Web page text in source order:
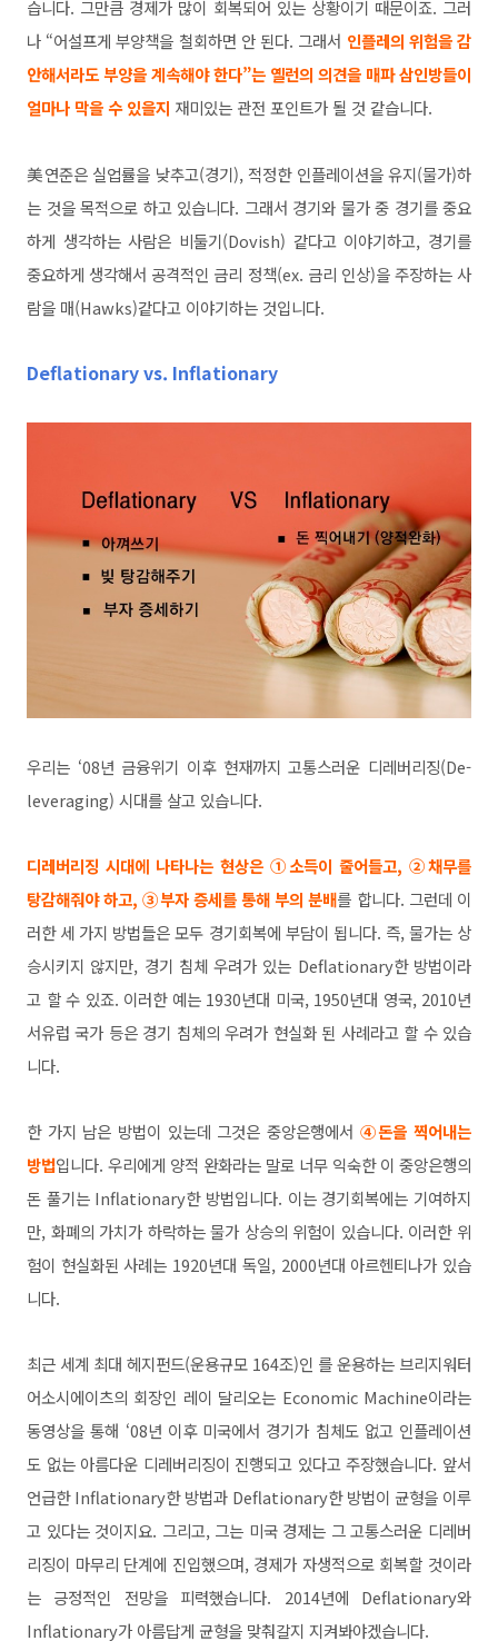
습니다. 그만큼 경제가 많이 회복되어 있는 상황이기 때문이죠. 그러
나 “어설프게 부양책을 철회하면 안 된다. 그래서 인플레의 위험을 감
안해서라도 부양을 계속해야 한다”는 옐런의 의견을 매파 삼인방들이
얼마나 막을 수 있을지 재미있는 관전 포인트가 될 것 같습니다.
美연준은 실업률을 낮추고(경기), 적정한 인플레이션을 유지(물가)하
는 것을 목적으로 하고 있습니다. 그래서 경기와 물가 중 경기를 중요
하게 생각하는 사람은 비둘기(Dovish) 같다고 이야기하고, 경기를
중요하게 생각해서 공격적인 금리 정책(ex. 금리 인상)을 주장하는 사
람을 매(Hawks)같다고 이야기하는 것입니다.
Deflationary vs. Inflationary
우리는 ‘08년 금융위기 이후 현재까지 고통스러운 디레버리징(De-
leveraging) 시대를 살고 있습니다.
디레버리징 시대에 나타나는 현상은 ①소득이 줄어들고, ②채무를
탕감해줘야 하고, ③부자 증세를 통해 부의 분배를 합니다. 그런데 이
러한 세 가지 방법들은 모두 경기회복에 부담이 됩니다. 즉, 물가는 상
승시키지 않지만, 경기 침체 우려가 있는 Deflationary한 방법이라
고 할 수 있죠. 이러한 예는 1930년대 미국, 1950년대 영국, 2010년
서유럽 국가 등은 경기 침체의 우려가 현실화 된 사례라고 할 수 있습
니다.
한 가지 남은 방법이 있는데 그것은 중앙은행에서 ④돈을 찍어내는
방법입니다. 우리에게 양적 완화라는 말로 너무 익숙한 이 중앙은행의
돈 풀기는 Inflationary한 방법입니다. 이는 경기회복에는 기여하지
만, 화폐의 가치가 하락하는 물가 상승의 위험이 있습니다. 이러한 위
험이 현실화된 사례는 1920년대 독일, 2000년대 아르헨티나가 있습
니다.
최근 세계 최대 헤지펀드(운용규모 164조)인 를 운용하는 브리지워터
어소시에이츠의 회장인 레이 달리오는 Economic Machine이라는
동영상을 통해 ‘08년 이후 미국에서 경기가 침체도 없고 인플레이션
도 없는 아름다운 디레버리징이 진행되고 있다고 주장했습니다. 앞서
언급한 Inflationary한 방법과 Deflationary한 방법이 균형을 이루
고 있다는 것이지요. 그리고, 그는 미국 경제는 그 고통스러운 디레버
리징이 마무리 단계에 진입했으며, 경제가 자생적으로 회복할 것이라
는 긍정적인 전망을 피력했습니다. 2014년에 Deflationary와
Inflationary가 아름답게 균형을 맞춰갈지 지켜봐야겠습니다.